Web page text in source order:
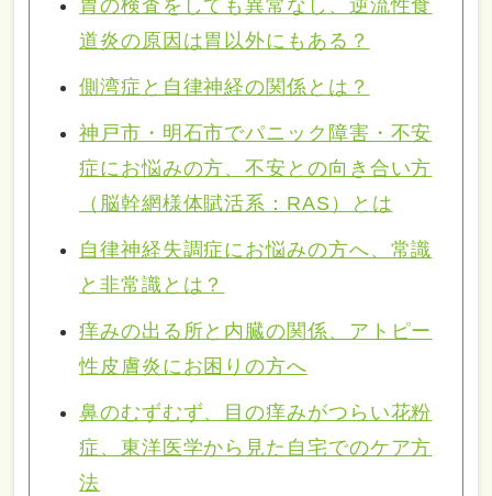
胃の検査をしても異常なし、逆流性食
道炎の原因は胃以外にもある？
側湾症と自律神経の関係とは？
神戸市・明石市でパニック障害・不安
症にお悩みの方、不安との向き合い方
（脳幹網様体賦活系：RAS）とは
自律神経失調症にお悩みの方へ、常識
と非常識とは？
痒みの出る所と内臓の関係、アトピー
性皮膚炎にお困りの方へ
鼻のむずむず、目の痒みがつらい花粉
症、東洋医学から見た自宅でのケア方
法